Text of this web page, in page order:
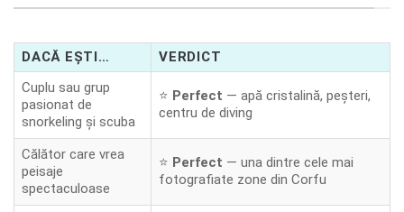
DACĂ EȘTI…
VERDICT
Cuplu sau grup
pasionat de
snorkeling și scuba
⭐ Perfect — apă cristalină, peșteri,
centru de diving
Călător care vrea
peisaje
spectaculoase
⭐ Perfect — una dintre cele mai
fotografiate zone din Corfu